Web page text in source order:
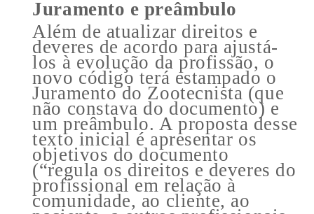
Juramento e preâmbulo
Além de atualizar direitos e
deveres de acordo para ajustá-
los à evolução da profissão, o
novo código terá estampado o
Juramento do Zootecnista (que
não constava do documento) e
um preâmbulo. A proposta desse
texto inicial é apresentar os
objetivos do documento
(“regula os direitos e deveres do
profissional em relação à
comunidade, ao cliente, ao